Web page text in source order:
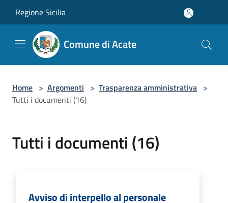
Regione Sicilia
Comune di Acate
Home > Argomenti > Trasparenza amministrativa >
Tutti i documenti (16)
Tutti i documenti (16)
Avviso di interpello al personale